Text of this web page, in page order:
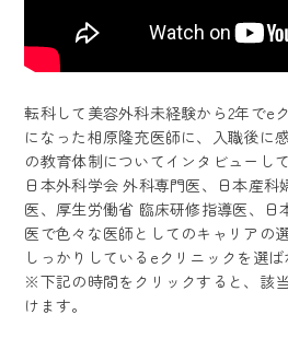
転科して美容外科未経験から2年でe
になった相原隆充医師に、入職後に
の教育体制についてインタビューし
日本外科学会 外科専門医、日本産科
医、厚生労働省 臨床研修指導医、日
医で色々な医師としてのキャリアの
しっかりしているeクリニックを選ば
※下記の時間をクリックすると、該
けます。